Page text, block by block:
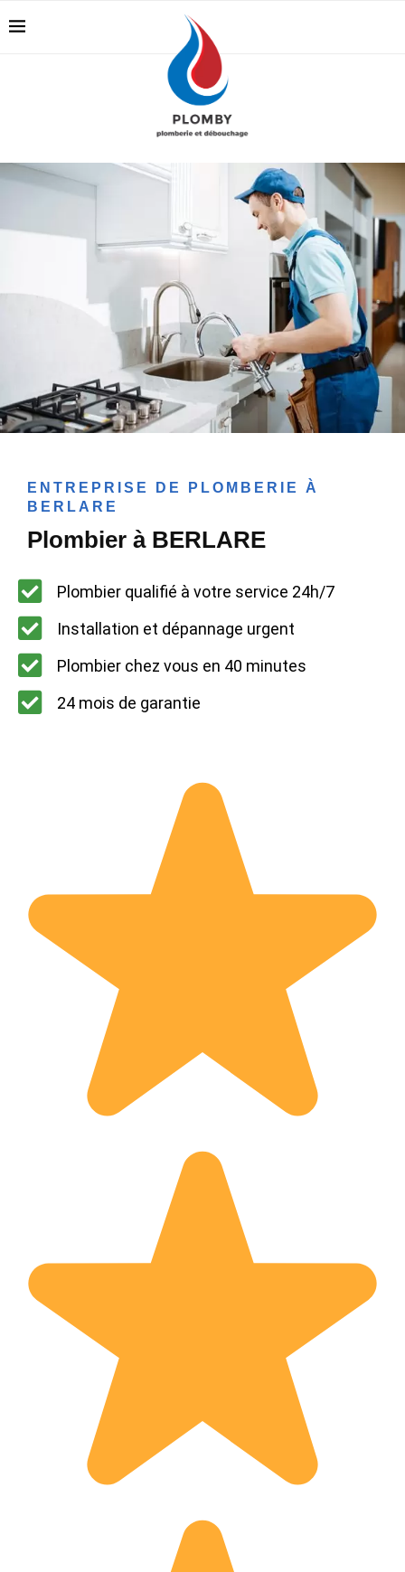
ENTREPRISE DE PLOMBERIE À
BERLARE
Plombier à BERLARE
Plombier qualifié à votre service 24h/7
Installation et dépannage urgent
Plombier chez vous en 40 minutes
24 mois de garantie